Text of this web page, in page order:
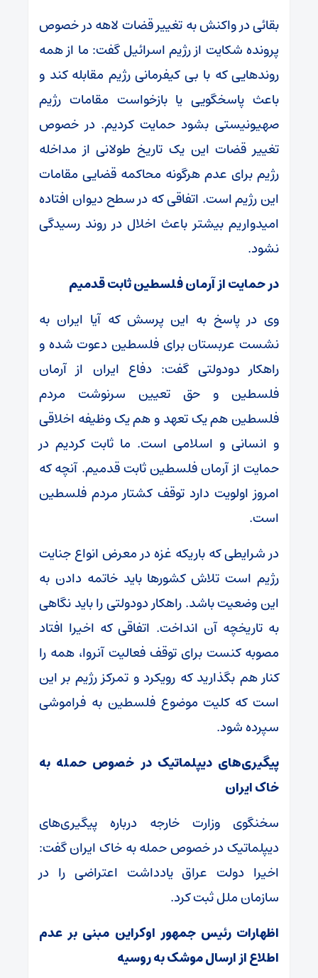
بقائی در واکنش به تغییر قضات لاهه در خصوص
پرونده شکایت از رژیم اسرائیل گفت: ما از همه
روند‌هایی که با بی کیفرمانی رژیم مقابله کند و
باعث پاسخگویی یا بازخواست مقامات رژیم
صهیونیستی بشود حمایت کردیم. در خصوص
تغییر قضات این یک تاریخ طولانی از مداخله
رژیم برای عدم هرگونه محاکمه قضایی مقامات
این رژیم است. اتفاقی که در سطح دیوان افتاده
امیدواریم بیشتر باعث اخلال در روند رسیدگی
نشود.
در حمایت از آرمان فلسطین ثابت قدمیم
وی در پاسخ به این پرسش که آیا ایران به
نشست عربستان برای فلسطین دعوت شده و
راهکار دودولتی گفت: دفاع ایران از آرمان
فلسطین و حق تعیین سرنوشت مردم
فلسطین هم یک تعهد و هم یک وظیفه اخلاقی
و انسانی و اسلامی است. ما ثابت کردیم در
حمایت از آرمان فلسطین ثابت قدمیم. آنچه که
امروز اولویت دارد توقف کشتار مردم فلسطین
است.
در شرایطی که باریکه غزه در معرض انواع جنایت
رژیم است تلاش کشور‌ها باید خاتمه دادن به
این وضعیت باشد. راهکار دودولتی را باید نگاهی
به تاریخچه آن انداخت. اتفاقی که اخیرا افتاد
مصوبه کنست برای توقف فعالیت آنروا، همه را
کنار هم بگذارید که رویکرد و تمرکز رژیم بر این
است که کلیت موضوع فلسطین به فراموشی
سپرده شود.
پیگیری‌های دیپلماتیک در خصوص حمله به
خاک ایران
سخنگوی وزارت خارجه درباره پیگیری‌های
دیپلماتیک در خصوص حمله به خاک ایران گفت:
اخیرا دولت عراق یادداشت اعتراضی را در
سازمان ملل ثبت کرد.
اظهارات رئیس جمهور اوکراین مبنی بر عدم
اطلاع از ارسال موشک به روسیه